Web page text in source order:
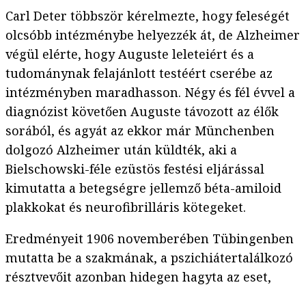
Carl Deter többször kérelmezte, hogy feleségét
olcsóbb intézménybe helyezzék át, de Alzheimer
végül elérte, hogy Auguste leleteiért és a
tudománynak felajánlott testéért cserébe az
intézményben maradhasson. Négy és fél évvel a
diagnózist követően Auguste távozott az élők
sorából, és agyát az ekkor már Münchenben
dolgozó Alzheimer után küldték, aki a
Bielschowski-féle ezüstös festési eljárással
kimutatta a betegségre jellemző béta-amiloid
plakkokat és neurofibrilláris kötegeket.
Eredményeit 1906 novemberében Tübingenben
mutatta be a szakmának, a pszichiátertalálkozó
résztvevőit azonban hidegen hagyta az eset,